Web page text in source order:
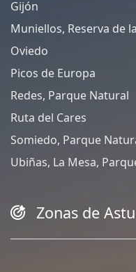
Gijón
Muniellos, Reserva de
Oviedo
Picos de Europa
Redes, Parque Natural
Ruta del Cares
Somiedo, Parque
Ubiñas, La Mesa,
Zonas de